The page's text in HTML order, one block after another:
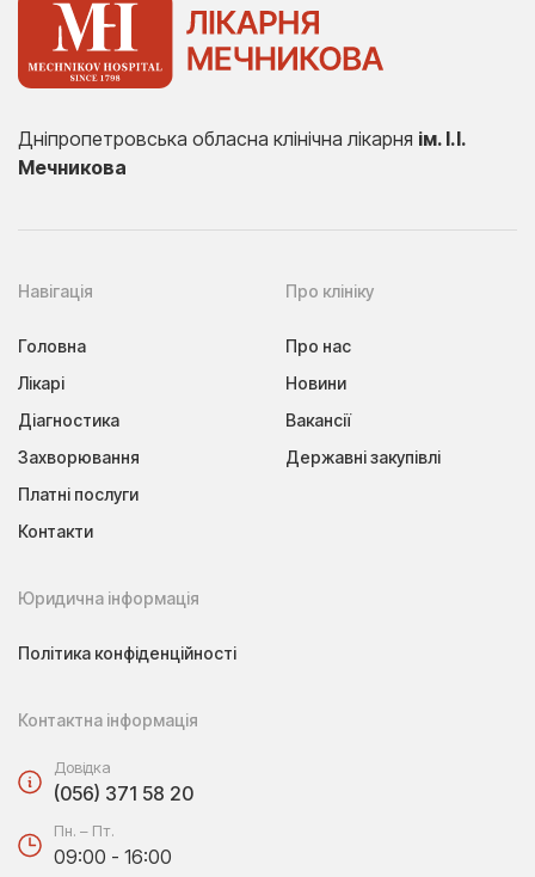
Дніпропетровська обласна клінічна лікарня ім. І.І.
Мечникова
Навігація
Головна
Лікарі
Діагностика
Захворювання
Платні послуги
Контакти
Про клініку
Про нас
Новини
Вакансії
Державні закупівлі
Юридична інформація
Політика конфіденційності
Контактна інформація
Довідка
(056) 371 58 20
Пн. – Пт.
09:00 - 16:00